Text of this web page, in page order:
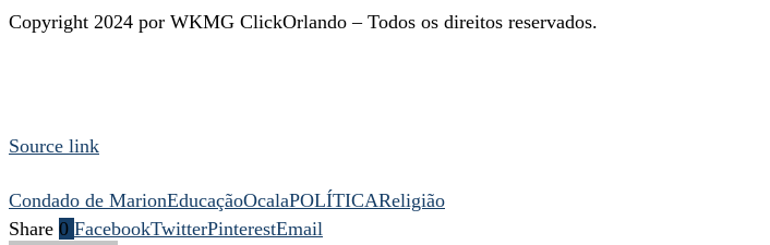
Copyright 2024 por WKMG ClickOrlando – Todos os direitos reservados.
Source link
Condado de MarionEducaçãoOcalaPOLÍTICAReligião
Share 0 FacebookTwitterPinterestEmail